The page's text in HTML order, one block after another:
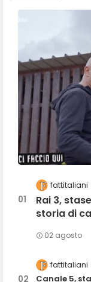
fattitaliani
Rai 3,
storia di
02 agosto
fattitaliani
Canale 5,